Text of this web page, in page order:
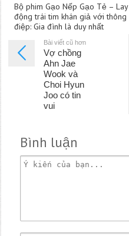
Bộ phim Gạo Nếp Gạo Tẻ – Lay
động trái tim khán giả với thông
điệp: Gia đình là duy nhất
Bài viết cũ hơn
Vợ chồng
Ahn Jae
Wook và
Choi Hyun
Joo có tin
vui
Bình luận